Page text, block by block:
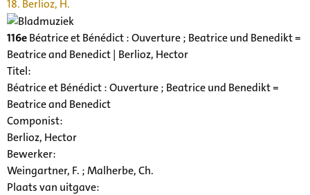
18. Berlioz, H.
116eBéatrice et Bénédict : Ouverture ; Beatrice und Benedikt =
Beatrice and Benedict | Berlioz, Hector
Titel:
Béatrice et Bénédict : Ouverture ; Beatrice und Benedikt =
Beatrice and Benedict
Componist:
Berlioz, Hector
Bewerker:
Weingartner, F. ; Malherbe, Ch.
Plaats van uitgave: